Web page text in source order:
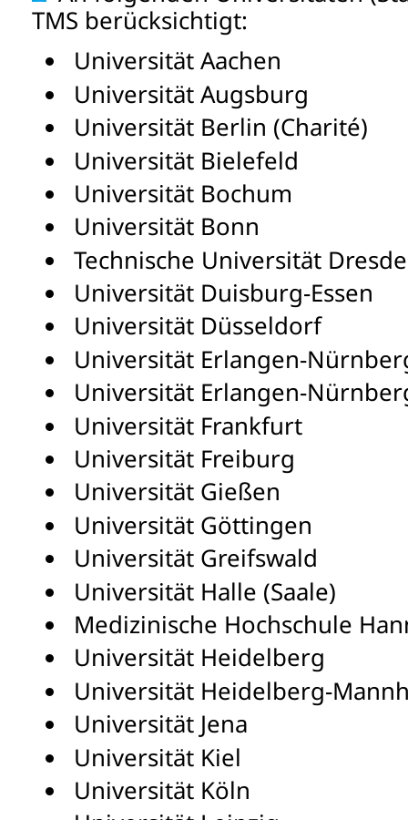
TMS berücksichtigt:
Universität Aachen
Universität Augsburg
Universität Berlin (Charité)
Universität Bielefeld
Universität Bochum
Universität Bonn
Technische Universität
Universität Duisburg-Essen
Universität Düsseldorf
Universität Erlangen-
Universität Erlangen-
Universität Frankfurt
Universität Freiburg
Universität Gießen
Universität Göttingen
Universität Greifswald
Universität Halle (Saale)
Medizinische Hochschule
Universität Heidelberg
Universität Heidelberg-
Universität Jena
Universität Kiel
Universität Köln